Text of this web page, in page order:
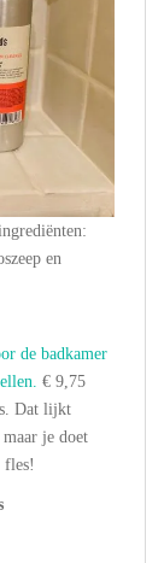
en
de badkamer
€ 9,75
Dat lijkt
je doet
fles!